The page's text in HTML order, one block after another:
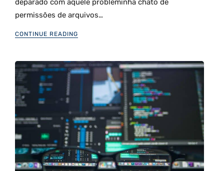
permissões de arquivos…
CONTINUE READING